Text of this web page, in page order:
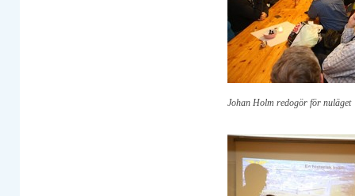
Johan Holm redogör för nuläget